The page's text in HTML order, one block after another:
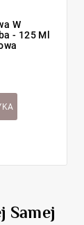
W
- 125 Ml
Samej